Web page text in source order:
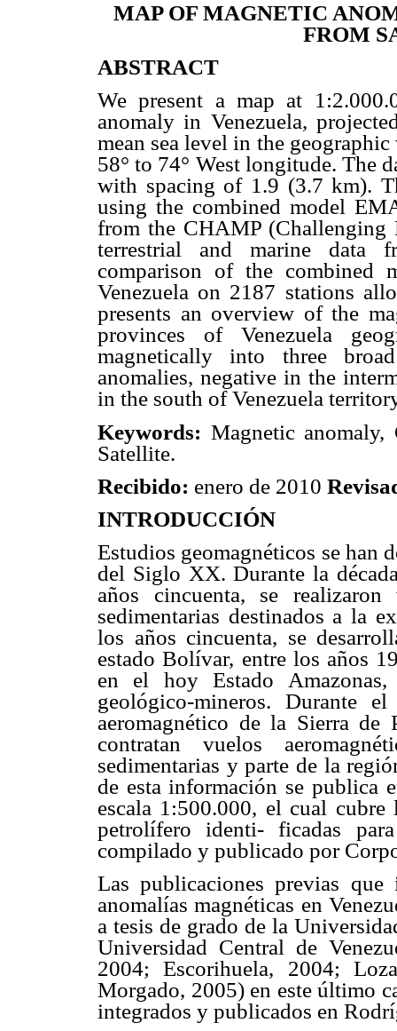
MAP OF MAGNETIC
FROM
ABSTRACT
We present a map at
anomaly in Venezuela,
mean sea level in the
58° to 74° West longitude. The
with spacing of 1.9 (3.7 km).
using the combined model
from the CHAMP (Challenging
terrestrial and marine data
comparison of the combined
Venezuela on 2187 stations
presents an overview of the
provinces of Venezuela
magnetically into three
anomalies, negative in the
in the south of Venezuela
Keywords: Magnetic anomaly,
Satellite.
Recibido: enero de 2010
INTRODUCCIÓN
Estudios geomagnéticos se han
del Siglo XX. Durante la
años cincuenta, se realizaron
sedimentarias destinados a la
los años cincuenta, se
estado Bolívar, entre los años
en el hoy Estado
geológico-mineros. Durante
aeromagnético de la Sierra
contratan vuelos
sedimentarias y parte de la
de esta información se publica
escala 1:500.000, el cual
petrolífero identi- ficadas
compilado y publicado por
Las publicaciones previas
anomalías magnéticas en
a tesis de grado de la
Universidad Central de
2004; Escorihuela, 2004;
Morgado, 2005) en este último
integrados y publicados en